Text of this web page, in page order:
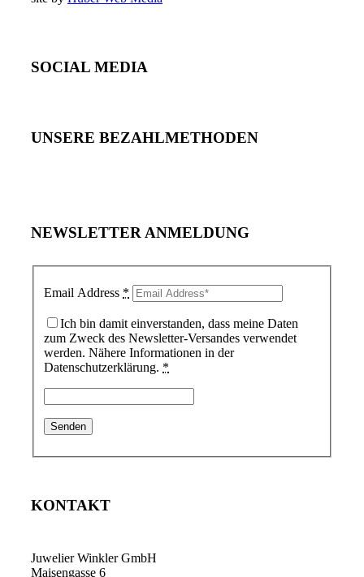
SOCIAL MEDIA
UNSERE BEZAHLMETHODEN
NEWSLETTER ANMELDUNG
Email Address *
Ich bin damit einverstanden, dass meine Daten
zum Zweck des Newsletter-Versandes verwendet
werden. Nähere Informationen in der
Datenschutzerklärung. *
KONTAKT
Juwelier Winkler GmbH
Maisengasse 6